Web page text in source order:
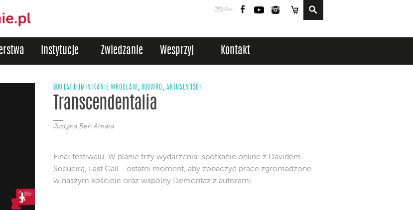
PocztaLogowanie
FacebookYouTubeInstagram
Sklep
Instytucje Zwiedzanie Wesprzyj Kontakt
800 LAT DOMINIKANIE WROCŁAW, 800WRO, AKTUALNOŚCI
Transcendentalia
Justyna Ben Amara
Finał festiwalu. W planie trzy wydarzenia: spotkanie online z Davidem
Sequeirą, Last Call - ostatni moment, aby zobaczyć prace zgromadzone
w naszym kościele oraz wspólny Demontaż z autorami.